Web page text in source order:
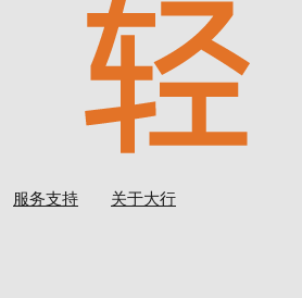
服务支持 关于大行